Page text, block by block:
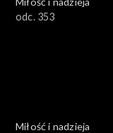
odc. 353
Miłość i nadzieja